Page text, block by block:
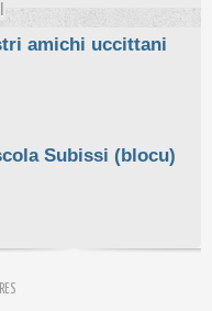
amichi uccittani
Subissi (blocu)